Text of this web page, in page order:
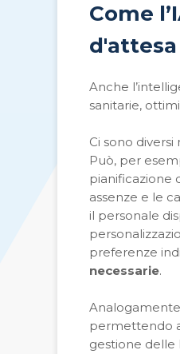
Come
d'attesa
Anche
sanitarie,
Ci sono
Può, per
pianificazione
assenze e le
il personale
preferenze
necessarie.
permettendo
gestione delle